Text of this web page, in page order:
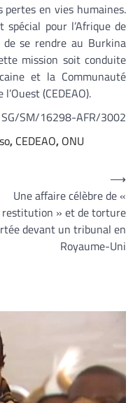
en vies humaines.
spécial pour l’Afrique de
de se rendre au Burkina
mission soit conduite
et la Communauté
(CEDEAO).
SG/SM/16298-AFR/3002
, CEDEAO, ONU
Une affaire célèbre de «
restitution » et de torture
devant un tribunal en
Royaume-Uni
⟶